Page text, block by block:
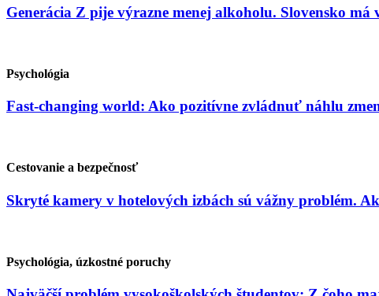
Generácia Z pije výrazne menej alkoholu. Slovensko
Psychológia
Fast-changing world: Ako pozitívne zvládnuť náhlu
Cestovanie a bezpečnosť
Skryté kamery v hotelových izbách sú vážny problém.
Psychológia, úzkostné poruchy